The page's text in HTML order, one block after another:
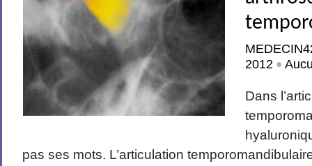
2012 •
Dans
pas ses mots. L’articulation